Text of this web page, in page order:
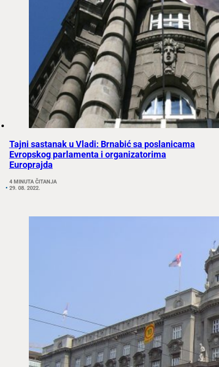
Tajni sastanak u Vladi: Brnabić sa poslanicama
Evropskog parlamenta i organizatorima
Europrajda
4 MINUTA ČITANJA
29. 08. 2022.